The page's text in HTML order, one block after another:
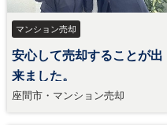
マンション売却
安心して売却することが出
来ました。
座間市・マンション売却